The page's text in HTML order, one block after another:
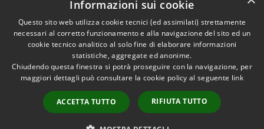
Qualità dei Servizi Comunali
RSS
Accessibilità
Copyright © 2023 •
Città di Peschiera
Borromeo •
Powered byMunicipium
Informazioni sui cookie
Questo sito web utilizza cookie tecnici (ed assimilati) strettamente
necessari al corretto funzionamento e alla navigazione del sito ed un
cookie tecnico analitico al solo fine di elaborare informazioni
statistiche, aggregate ed anonime.
Chiudendo questa finestra si potrà proseguire con la navigazione, per
maggiori dettagli può consultare la cookie policy al seguente link
ACCETTA TUTTO RIFIUTA TUTTO